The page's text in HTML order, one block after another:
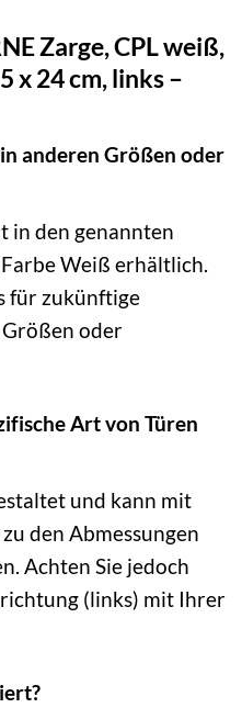
Zarge, CPL weiß,
x 24 cm, links –
anderen Größen oder
in den genannten
Weiß erhältlich.
für zukünftige
oder
Art von Türen
und kann mit
den Abmessungen
Achten Sie jedoch
(links) mit Ihrer